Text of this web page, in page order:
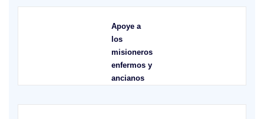
Apoye a
los
misioneros
enfermos y
ancianos